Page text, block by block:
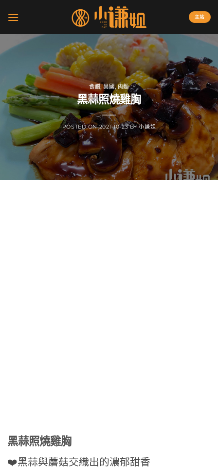
主站
食譜,異國,肉類
黑蒜照燒雞胸
POSTED ON2021-10-23 BY小謙姐
黑蒜照燒雞胸
❤️黑蒜與蘑菇交織出的濃郁甜香